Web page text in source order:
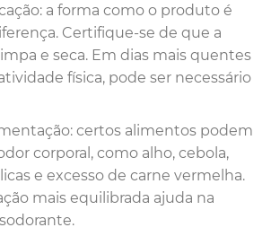
a forma como o produto é
Certifique-se de que a
e seca. Em dias mais quentes
física, pode ser necessário
certos alimentos podem
corporal, como alho, cebola,
e excesso de carne vermelha.
mais equilibrada ajuda na